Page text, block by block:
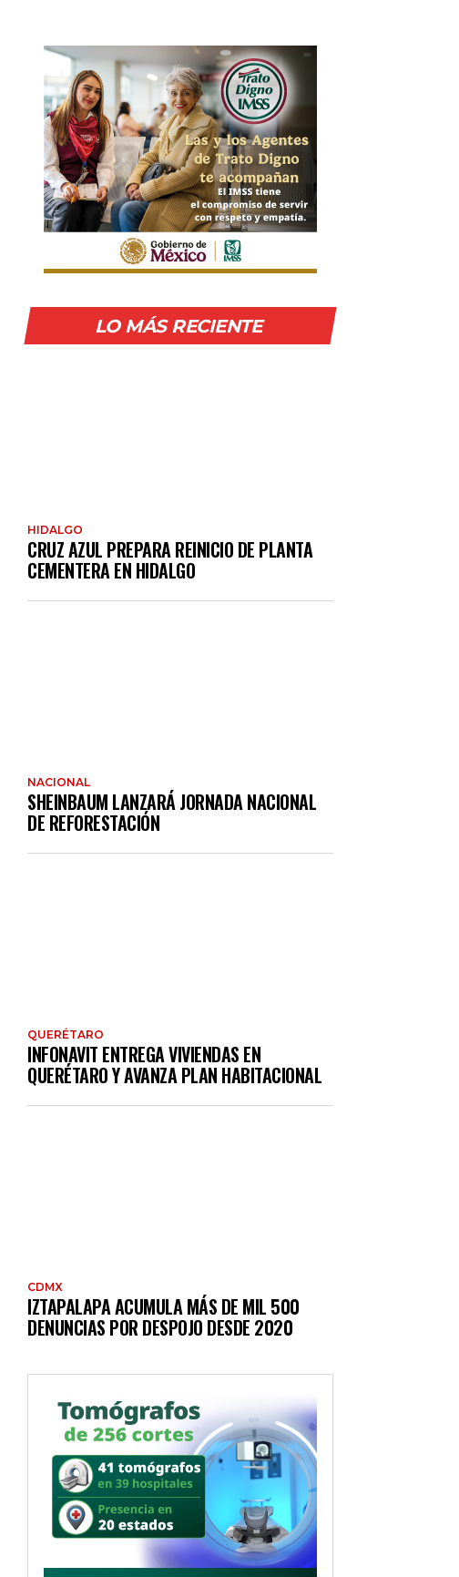
LO MÁS RECIENTE
HIDALGO
CRUZ AZUL PREPARA REINICIO DE PLANTA
CEMENTERA EN HIDALGO
NACIONAL
SHEINBAUM LANZARÁ JORNADA NACIONAL
DE REFORESTACIÓN
QUERÉTARO
INFONAVIT ENTREGA VIVIENDAS EN
QUERÉTARO Y AVANZA PLAN HABITACIONAL
CDMX
IZTAPALAPA ACUMULA MÁS DE MIL 500
DENUNCIAS POR DESPOJO DESDE 2020